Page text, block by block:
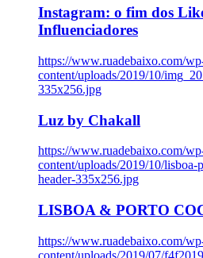
Instagram: o fim dos
Influenciadores
https://www.ruadebaixo.com/
content/uploads/2019/10/
335x256.jpg
Luz by Chakall
https://www.ruadebaixo.com/
content/uploads/2019/10/
header-335x256.jpg
LISBOA & PORTO
https://www.ruadebaixo.com/
content/uploads/2019/07/